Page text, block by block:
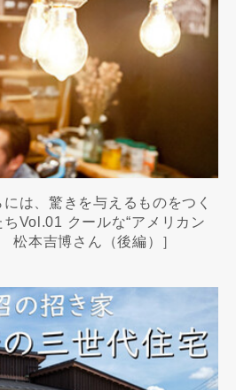
には、驚きを与えるものをつく
Vol.01 クールな“アメリカン
松本吉博さん（後編）］